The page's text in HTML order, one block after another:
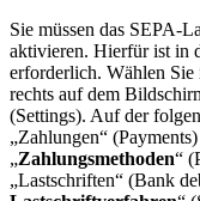
Sie müssen das SEPA-
aktivieren. Hierfür ist in
erforderlich. Wählen
rechts auf dem
(Settings). Auf der
„Zahlungen“
„Zahlungsmethoden“
„Lastschriften“ (Bank